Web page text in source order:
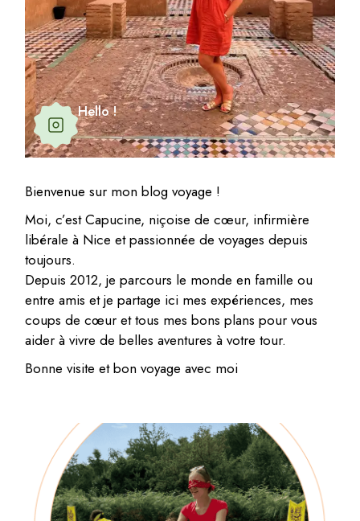
Hello !
Bienvenue sur mon blog voyage !
Moi, c’est Capucine, niçoise de cœur, infirmière
libérale à Nice et passionnée de voyages depuis
toujours.
Depuis 2012, je parcours le monde en famille ou
entre amis et je partage ici mes expériences, mes
coups de cœur et tous mes bons plans pour vous
aider à vivre de belles aventures à votre tour.
Bonne visite et bon voyage avec moi